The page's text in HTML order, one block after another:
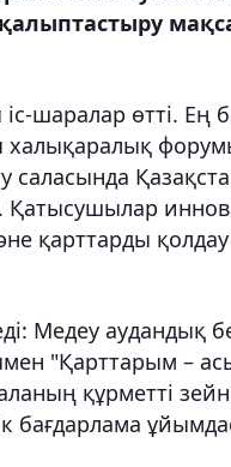
шаралар өтті. Ең
халықаралық
саласында
қарттарды
Медеу
"Қарттарым –
құрметті
бағдарлама